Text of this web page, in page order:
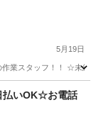
5月19日
の作業スタッフ！！
払いOK☆お電話